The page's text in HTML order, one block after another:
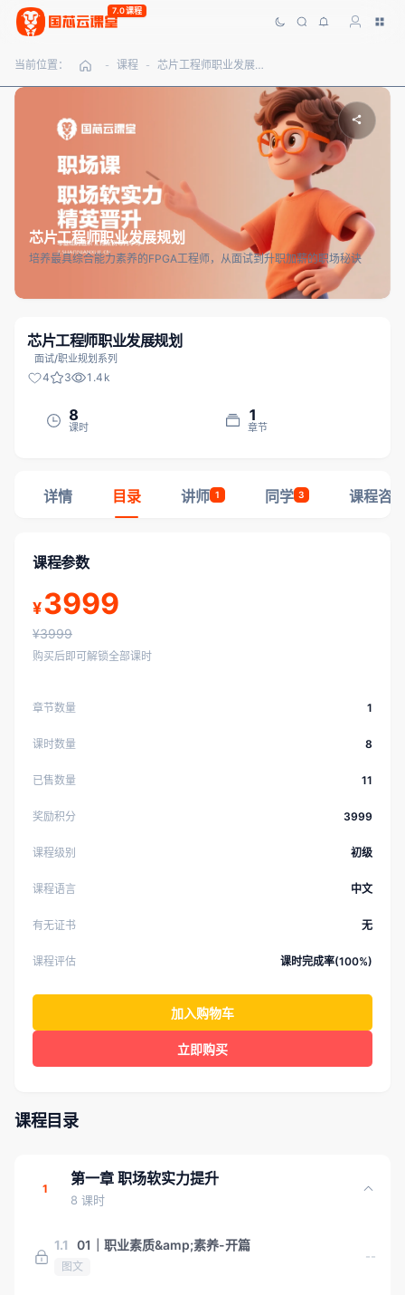
7.0课程
当前位置： - 课程 - 芯片工程师职业发展规划
芯片工程师职业发展规划
培养最具综合能力素养的FPGA工程师，从面试到升职加薪的职场秘诀
芯片工程师职业发展规划
面试/职业规划系列
4 3 1.4k
8
课时
1
章节
详情 目录 讲师 1 同学 3 课程咨
课程参数
¥3999
¥3999
购买后即可解锁全部课时
章节数量 1
课时数量 8
已售数量 11
奖励积分 3999
课程级别 初级
课程语言 中文
有无证书 无
课程评估 课时完成率(100%)
加入购物车
立即购买
课程目录
1
第一章 职场软实力提升
8 课时
1.1 01｜职业素质&amp;素养-开篇
图文
--